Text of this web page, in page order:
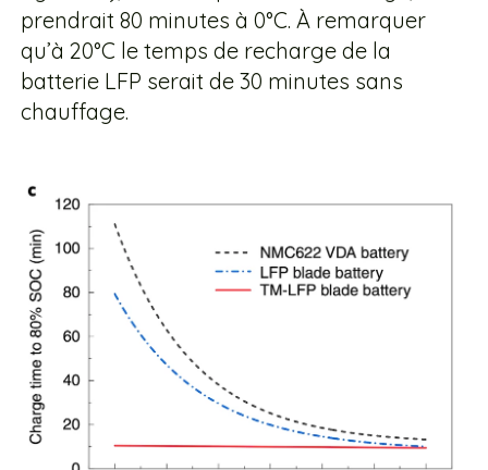
prendrait 80 minutes à 0°C. À remarquer
qu’à 20°C le temps de recharge de la
batterie LFP serait de 30 minutes sans
chauffage.